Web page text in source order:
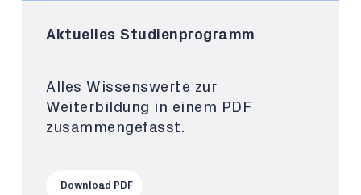
Aktuelles Studienprogramm
Alles Wissenswerte zur
Weiterbildung in einem PDF
zusammengefasst.
Download PDF